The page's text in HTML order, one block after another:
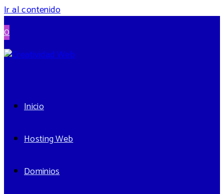
Ir al contenido
0
Inicio
Hosting Web
Dominios